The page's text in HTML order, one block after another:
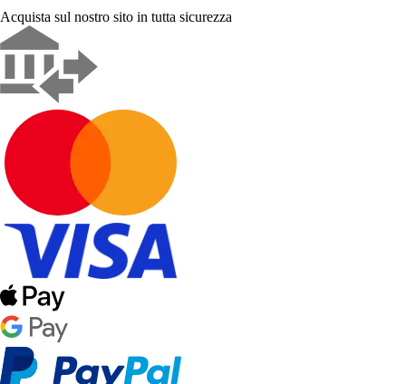
Acquista sul nostro sito in tutta sicurezza